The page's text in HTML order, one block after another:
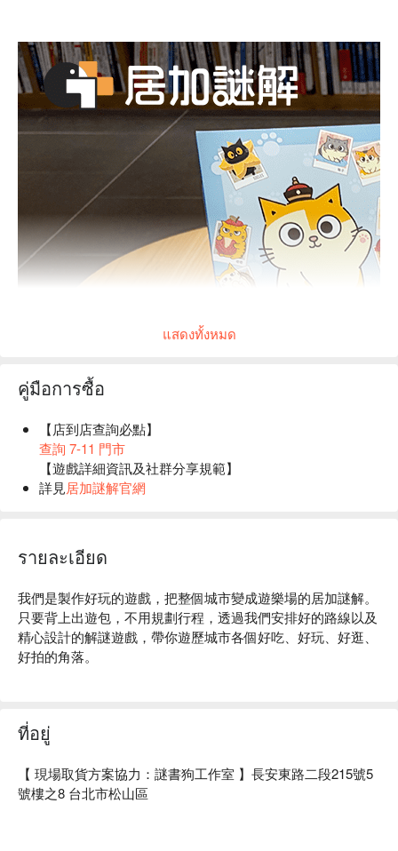
แสดงทั้งหมด
คู่มือการซื้อ
【店到店查詢必點】
查詢 7-11 門市
【遊戲詳細資訊及社群分享規範】
詳見居加謎解官網
รายละเอียด
我們是製作好玩的遊戲，把整個城市變成遊樂場的居加謎解。
只要背上出遊包，不用規劃行程，透過我們安排好的路線以及
精心設計的解謎遊戲，帶你遊歷城市各個好吃、好玩、好逛、
好拍的角落。
ที่อยู่
【 現場取貨方案協力：謎書狗工作室 】長安東路二段215號5
號樓之8 台北市松山區